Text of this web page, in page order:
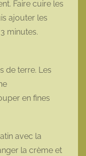
Faire cuire les
ajouter les
minutes.
de terre. Les
en fines
avec la
la crème et